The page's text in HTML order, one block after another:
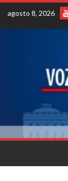
Skip
content
agosto 8, 2026